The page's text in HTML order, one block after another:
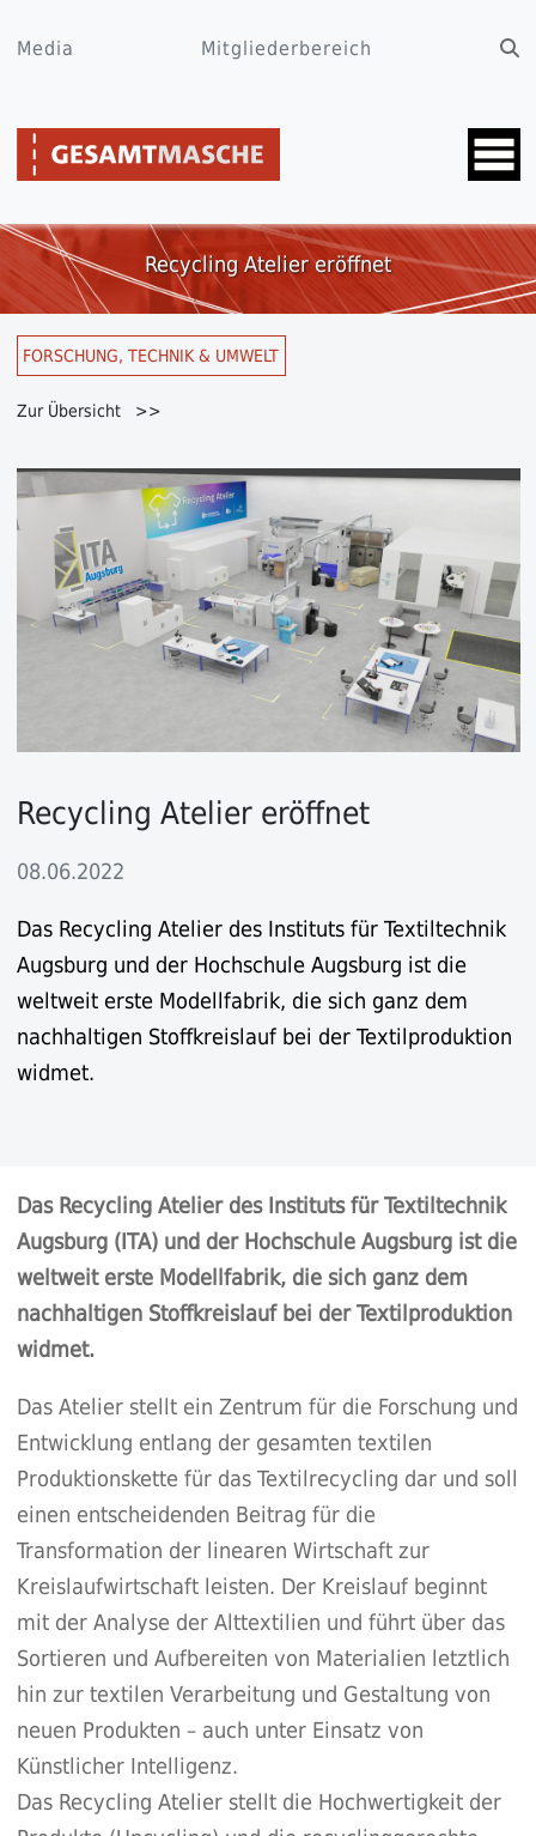
Media Mitgliederbereich
Recycling Atelier eröffnet
FORSCHUNG, TECHNIK & UMWELT
Zur Übersicht >>
Recycling Atelier eröffnet
08.06.2022
Das Recycling Atelier des Instituts für Textiltechnik
Augsburg und der Hochschule Augsburg ist die
weltweit erste Modellfabrik, die sich ganz dem
nachhaltigen Stoffkreislauf bei der Textilproduktion
widmet.
Das Recycling Atelier des Instituts für Textiltechnik
Augsburg (ITA) und der Hochschule Augsburg ist die
weltweit erste Modellfabrik, die sich ganz dem
nachhaltigen Stoffkreislauf bei der Textilproduktion
widmet.
Das Atelier stellt ein Zentrum für die Forschung und
Entwicklung entlang der gesamten textilen
Produktionskette für das Textilrecycling dar und soll
einen entscheidenden Beitrag für die
Transformation der linearen Wirtschaft zur
Kreislaufwirtschaft leisten. Der Kreislauf beginnt
mit der Analyse der Alttextilien und führt über das
Sortieren und Aufbereiten von Materialien letztlich
hin zur textilen Verarbeitung und Gestaltung von
neuen Produkten – auch unter Einsatz von
Künstlicher Intelligenz.
Das Recycling Atelier stellt die Hochwertigkeit der